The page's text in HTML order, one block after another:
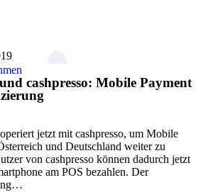
cashpresso: Mobile Payment
jetzt mit cashpresso, um Mobile
und Deutschland weiter zu
von cashpresso können dadurch jetzt
am POS bezahlen. Der